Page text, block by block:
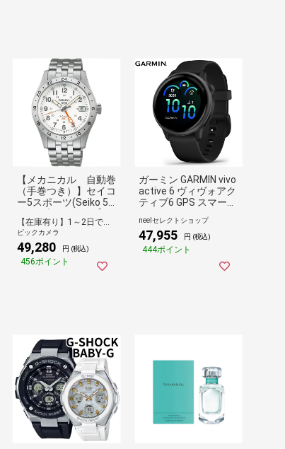
【メカニカル 自動巻
（手巻つき）】セイコ
ー5スポーツ(Seiko 5
Sports) SBSC009 [正
規品] 【代金引換配送
不可】
【在庫有り】1～2日で出荷予定(日付指定可)
ビックカメラ
49,280 円 (税込)
456ポイント
ガーミン GARMIN vivo
active 6 ヴィヴォアク
ティブ6 GPS スマート
腕時計 メンズ レディ
ース 010-02985-30
neelセレクトショップ
47,955 円 (税込)
444ポイント